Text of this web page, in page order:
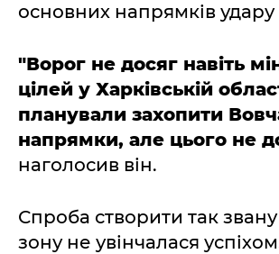
основних напрямків удару
"Ворог не досяг навіть
цілей у Харківській
планували захопити
напрямки, але цього не
наголосив він.
Спроба створити так
зону не увінчалася